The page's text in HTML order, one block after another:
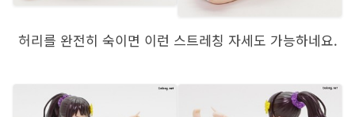
허리를 완전히 숙이면 이런 스트레칭 자세도 가능하네요.